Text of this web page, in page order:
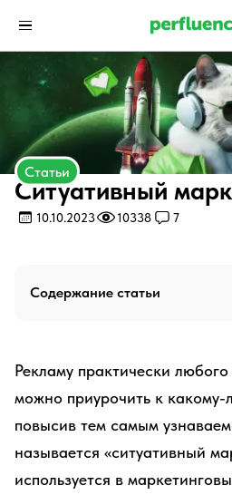
Статьи
Ситуативный
10.10.2023 10338 7
Содержание статьи
Рекламу практически
можно приурочить к какому-
повысив тем самым
называется «ситуативный
используется в